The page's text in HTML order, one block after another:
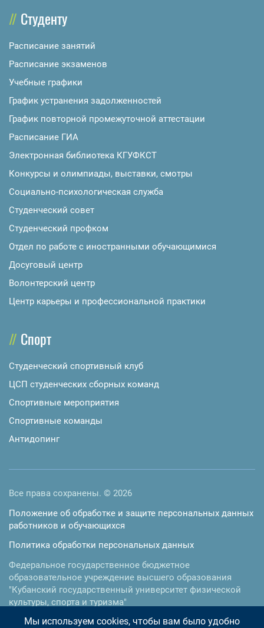
Студенту
Расписание занятий
Расписание экзаменов
Учебные графики
График устранения задолженностей
График повторной промежуточной аттестации
Расписание ГИА
Электронная библиотека КГУФКСТ
Конкурсы и олимпиады, выставки, смотры
Социально-психологическая служба
Студенческий совет
Студенческий профком
Отдел по работе с иностранными обучающимися
Досуговый центр
Волонтерский центр
Центр карьеры и профессиональной практики
Спорт
Студенческий спортивный клуб
ЦСП студенческих сборных команд
Спортивные мероприятия
Спортивные команды
Антидопинг
Все права сохранены. © 2026
Положение об обработке и защите персональных данных
работников и обучающихся
Политика обработки персональных данных
Федеральное государственное бюджетное
образовательное учреждение высшего образования
"Кубанский государственный университет физической
культуры, спорта и туризма"
350015, г. Краснодар ,ул.им. Буденного, 161
Мы используем cookies, чтобы вам было удобно